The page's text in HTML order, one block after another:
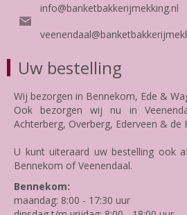
info@banketbakkerijmekking.nl
Uw bestelling
Wij bezorgen in Bennekom, Ede &
Ook bezorgen wij nu in
Achterberg, Overberg, Ederveen & de
U kunt uiteraard uw bestelling ook
Bennekom of Veenendaal.
Bennekom:
maandag: 8:00 - 17:30 uur